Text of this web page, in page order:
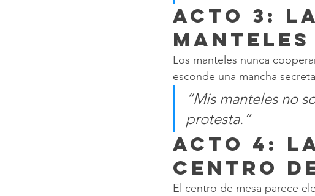
Acto 3:
Manteles
Los manteles nunca
esconde una mancha
“Mis manteles no
protesta.”
Acto 4:
Centro de
El centro de mesa parece